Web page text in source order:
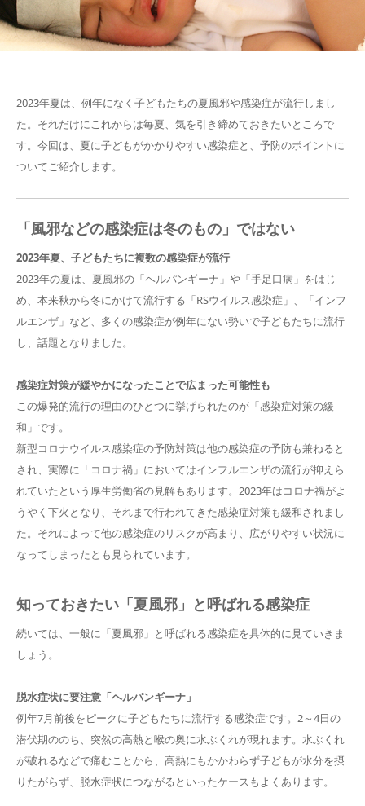
2023年夏は、例年になく子どもたちの夏風邪や感染症が流行しまし
た。それだけにこれからは毎夏、気を引き締めておきたいところで
す。今回は、夏に子どもがかかりやすい感染症と、予防のポイントに
ついてご紹介します。
「風邪などの感染症は冬のもの」ではない
2023年夏、子どもたちに複数の感染症が流行
2023年の夏は、夏風邪の「ヘルパンギーナ」や「手足口病」をはじ
め、本来秋から冬にかけて流行する「RSウイルス感染症」、「インフ
ルエンザ」など、多くの感染症が例年にない勢いで子どもたちに流行
し、話題となりました。
感染症対策が緩やかになったことで広まった可能性も
この爆発的流行の理由のひとつに挙げられたのが「感染症対策の緩
和」です。
新型コロナウイルス感染症の予防対策は他の感染症の予防も兼ねると
され、実際に「コロナ禍」においてはインフルエンザの流行が抑えら
れていたという厚生労働省の見解もあります。2023年はコロナ禍がよ
うやく下火となり、それまで行われてきた感染症対策も緩和されまし
た。それによって他の感染症のリスクが高まり、広がりやすい状況に
なってしまったとも見られています。
知っておきたい「夏風邪」と呼ばれる感染症
続いては、一般に「夏風邪」と呼ばれる感染症を具体的に見ていきま
しょう。
脱水症状に要注意「ヘルパンギーナ」
例年7月前後をピークに子どもたちに流行する感染症です。2～4日の
潜伏期ののち、突然の高熱と喉の奥に水ぶくれが現れます。水ぶくれ
が破れるなどで痛むことから、高熱にもかかわらず子どもが水分を摂
りたがらず、脱水症状につながるといったケースもよくあります。